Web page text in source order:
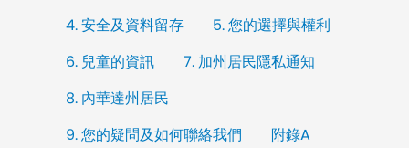
FAQs & Contact Us
4. 安全及資料留存
5. 您的選擇與權利
6. 兒童的資訊
7. 加州居民隱私通知
8. 內華達州居民
9. 您的疑問及如何聯絡我們
附錄A